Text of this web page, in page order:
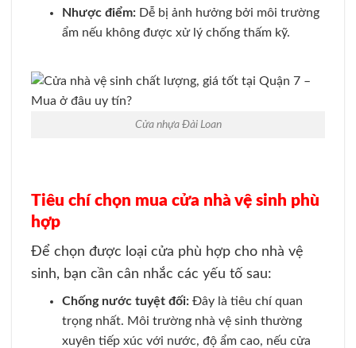
Nhược điểm:Dễ bị ảnh hưởng bởi môi trường
ẩm nếu không được xử lý chống thấm kỹ.
Cửa nhựa Đài Loan
Tiêu chí chọn mua cửa nhà vệ sinh phù
hợp
Để chọn được loại cửa phù hợp cho nhà vệ
sinh, bạn cần cân nhắc các yếu tố sau:
Chống nước tuyệt đối: Đây là tiêu chí quan
trọng nhất. Môi trường nhà vệ sinh thường
xuyên tiếp xúc với nước, độ ẩm cao, nếu cửa